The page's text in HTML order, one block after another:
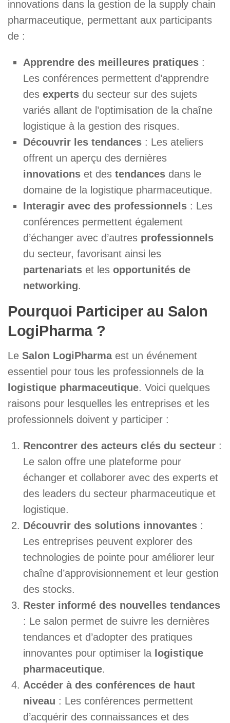
innovations dans la gestion de la supply chain
pharmaceutique, permettant aux participants
de :
Apprendre des meilleures pratiques :
Les conférences permettent d’apprendre
des experts du secteur sur des sujets
variés allant de l’optimisation de la chaîne
logistique à la gestion des risques.
Découvrir les tendances : Les ateliers
offrent un aperçu des dernières
innovations et des tendances dans le
domaine de la logistique pharmaceutique.
Interagir avec des professionnels : Les
conférences permettent également
d’échanger avec d’autres professionnels
du secteur, favorisant ainsi les
partenariats et les opportunités de
networking.
Pourquoi Participer au Salon
LogiPharma ?
Le Salon LogiPharmaest un événement
essentiel pour tous les professionnels de la
logistique pharmaceutique. Voici quelques
raisons pour lesquelles les entreprises et les
professionnels doivent y participer :
Rencontrer des acteurs clés du secteur :
Le salon offre une plateforme pour
échanger et collaborer avec des experts et
des leaders du secteur pharmaceutique et
logistique.
Découvrir des solutions innovantes :
Les entreprises peuvent explorer des
technologies de pointe pour améliorer leur
chaîne d’approvisionnement et leur gestion
des stocks.
Rester informé des nouvelles tendances
: Le salon permet de suivre les dernières
tendances et d’adopter des pratiques
innovantes pour optimiser la logistique
pharmaceutique.
Accéder à des conférences de haut
niveau : Les conférences permettent
d’acquérir des connaissances et des